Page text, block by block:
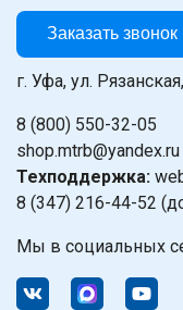
Заказать звонок
г. Уфа, ул.
8 (800) 550-32-05
shop.mtrb@yandex.ru
Техподдержка:
8 (347) 216-44-52
Мы в социальных